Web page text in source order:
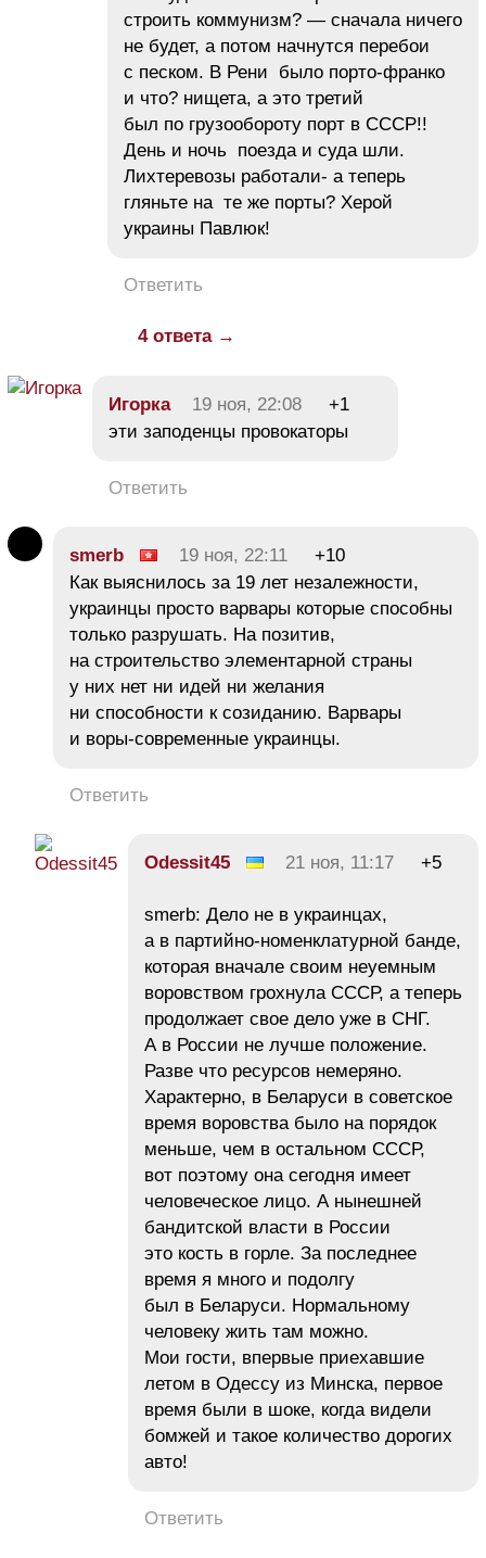
строить коммунизм? — сначала ничего
не будет, а потом начнутся перебои
с песком. В Рени было порто-франко
и что? нищета, а это третий
был по грузообороту порт в СССР!!
День и ночь поезда и суда шли.
Лихтеревозы работали- а теперь
гляньте на те же порты? Херой
украины Павлюк!
Ответить
4 ответа →
Игорка 19 ноя, 22:08
+1
эти заподенцы провокаторы
Ответить
smerb 19 ноя, 22:11
+10
Как выяснилось за 19 лет незалежности,
украинцы просто варвары которые способны
только разрушать. На позитив,
на строительство элементарной страны
у них нет ни идей ни желания
ни способности к созиданию. Варвары
и воры-современные украинцы.
Ответить
Odessit45 21 ноя, 11:17 +5
smerb: Дело не в украинцах,
а в партийно-номенклатурной банде,
которая вначале своим неуемным
воровством грохнула СССР, а теперь
продолжает свое дело уже в СНГ.
А в России не лучше положение.
Разве что ресурсов немеряно.
Характерно, в Беларуси в советское
время воровства было на порядок
меньше, чем в остальном СССР,
вот поэтому она сегодня имеет
человеческое лицо. А нынешней
бандитской власти в России
это кость в горле. За последнее
время я много и подолгу
был в Беларуси. Нормальному
человеку жить там можно.
Мои гости, впервые приехавшие
летом в Одессу из Минска, первое
время были в шоке, когда видели
бомжей и такое количество дорогих
авто!
Ответить